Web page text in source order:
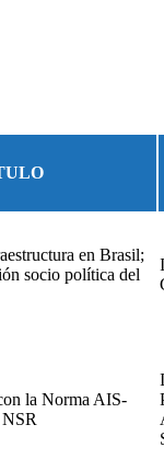
en Brasil;
socio política del
la Norma AIS-